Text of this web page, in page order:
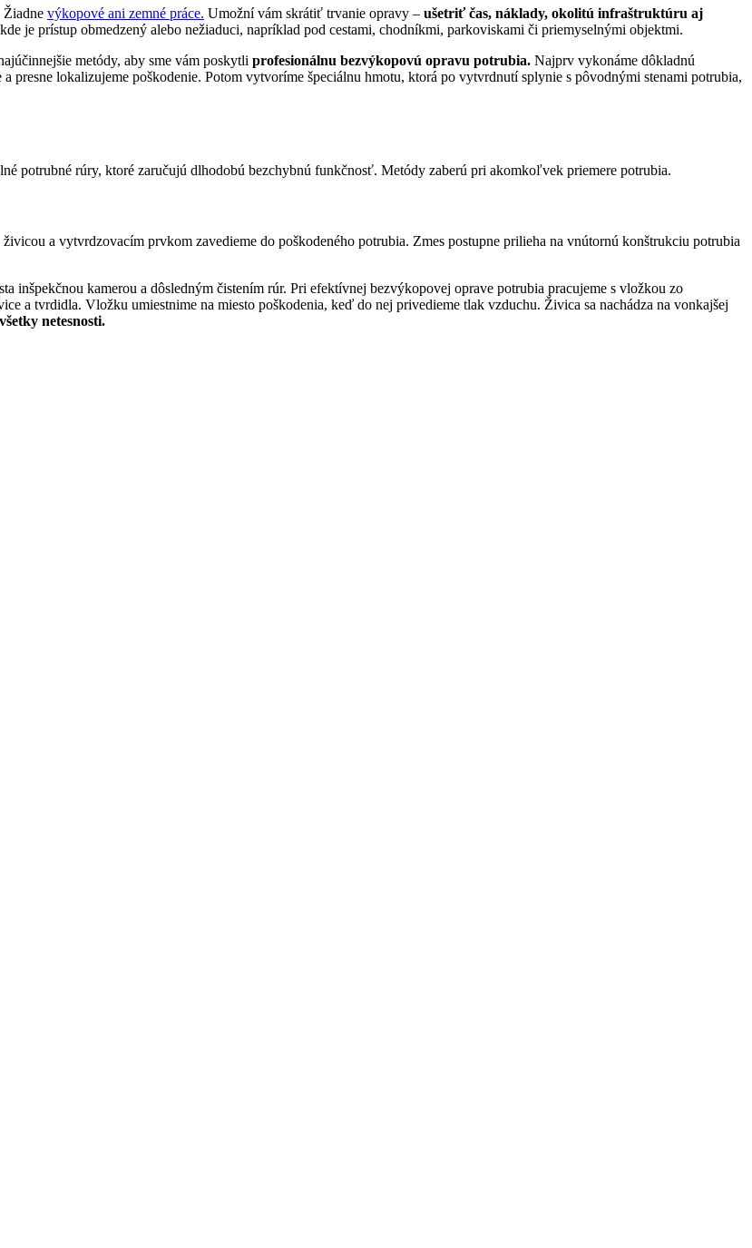
Žiadne výkopové ani zemné práce. Umožní vám skrátiť trvanie opravy – ušetriť čas, náklady, okolitú infraštruktúru aj
je prístup obmedzený alebo nežiaduci, napríklad pod cestami, chodníkmi, parkoviskami či priemyselnými objektmi.
metódy, aby sme vám poskytli profesionálnu bezvýkopovú opravu potrubia. Najprv vykonáme dôkladnú
presne lokalizujeme poškodenie. Potom vytvoríme špeciálnu hmotu, ktorá po vytvrdnutí splynie s pôvodnými stenami potrubia,
potrubné rúry, ktoré zaručujú dlhodobú bezchybnú funkčnosť. Metódy zaberú pri akomkoľvek priemere potrubia.
a vytvrdzovacím prvkom zavedieme do poškodeného potrubia. Zmes postupne prilieha na vnútornú konštrukciu potrubia
inšpekčnou kamerou a dôsledným čistením rúr. Pri efektívnej bezvýkopovej oprave potrubia pracujeme s vložkou zo
a tvrdidla. Vložku umiestnime na miesto poškodenia, keď do nej privedieme tlak vzduchu. Živica sa nachádza na vonkajšej
netesnosti.